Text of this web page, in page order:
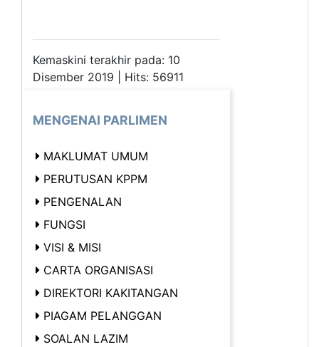
Kemaskini terakhir pada: 10
Disember 2019 | Hits: 56911
MENGENAI PARLIMEN
MAKLUMAT UMUM
PERUTUSAN KPPM
PENGENALAN
FUNGSI
VISI & MISI
CARTA ORGANISASI
DIREKTORI KAKITANGAN
PIAGAM PELANGGAN
SOALAN LAZIM